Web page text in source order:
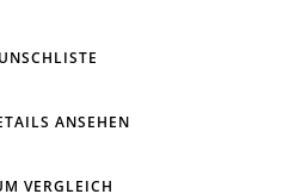
ANSEHEN
VERGLEICH